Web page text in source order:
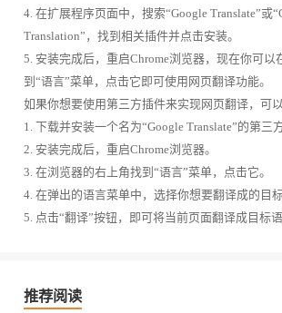
4. 在扩展程序页面中，搜索“Google Translate”或
Translation”，找到相关插件并点击安装。
5. 安装完成后，重启Chrome浏览器，现在你可以
到“语言”菜单，点击它即可使用网页翻译功能。
如果你想要使用第三方插件来实现网页翻译，可
1. 下载并安装一个名为“Google Translate”的第三
2. 安装完成后，重启Chrome浏览器。
3. 在浏览器的右上角找到“语言”菜单，点击它。
4. 在弹出的语言菜单中，选择你想要翻译成的目标
5. 点击“翻译”按钮，即可将当前页面翻译成目标语
推荐阅读